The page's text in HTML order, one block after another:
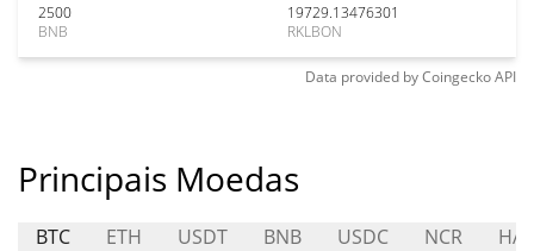
2500
BNB
19729.13476301
RKLBON
Data provided byCoingeckoAPI
Principais Moedas
BTC ETH USDT BNB USDC NCR